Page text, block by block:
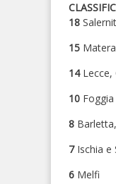
18
15
14Lecce,
10 Foggia
8
7Ischia e
6 Melfi